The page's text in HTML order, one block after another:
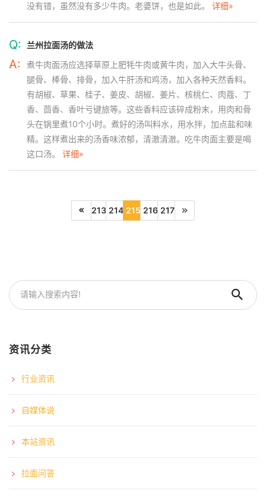
没有错，虽然没有多少牛肉。老婆饼，也是如此。 详细»
Q: 兰州拉面汤的做法
A:
煮牛肉面汤应选择草原上肥牦牛肉或黄牛肉，加入大牛头骨、
腿骨、棒骨、排骨，加入牛肝汤和鸡汤，加入各种天然香料。
有胡椒、草果、桂子、姜皮、胡椒、姜片、核桃仁、肉蔻、丁
香、茴香、香叶亏键旅等。这些香料应该碎成粉末，用肉和骨
头在锅里煮10个小时。煮好的汤叫料水，用水拌，加点盐和味
精。这样煮出来的汤香味浓郁，清澈清澈。吃牛肉面主要是喝
这口汤。 详细»
213 214 215 216 217
资讯分类
行业资讯
自媒体说
本站资讯
拉面问答